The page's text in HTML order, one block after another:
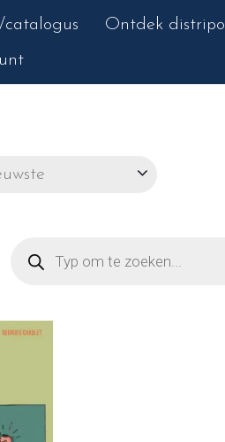
catalogus Ontdek distripo